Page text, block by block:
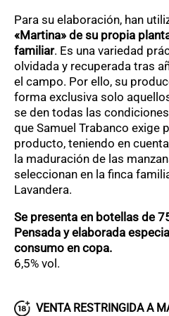
Para su elaboración, han
«Martina» de su propia
familiar. Es una variedad
olvidada y recuperada tras
el campo. Por ello, su
forma exclusiva solo
se den todas las
que Samuel Trabanco exige
producto, teniendo en
la maduración de las
seleccionan en la finca
Lavandera.
Se presenta en botellas de
Pensada y elaborada
consumo en copa.
6,5% vol.
VENTA RESTRINGIDA A